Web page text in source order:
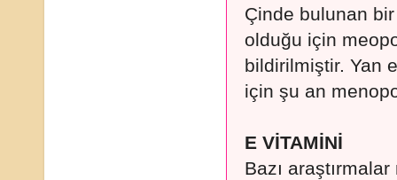
Çinde bulunan
olduğu için
bildirilmiştir. Yan
için şu an
E VİTAMİNİ
Bazı